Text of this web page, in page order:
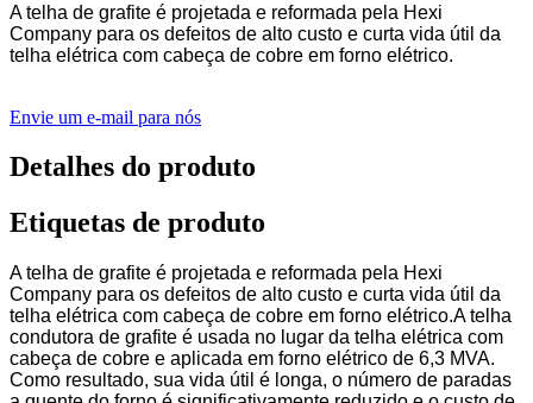
A telha de grafite é projetada e reformada pela Hexi
Company para os defeitos de alto custo e curta vida útil da
telha elétrica com cabeça de cobre em forno elétrico.
Envie um e-mail para nós
Detalhes do produto
Etiquetas de produto
A telha de grafite é projetada e reformada pela Hexi
Company para os defeitos de alto custo e curta vida útil da
telha elétrica com cabeça de cobre em forno elétrico.A telha
condutora de grafite é usada no lugar da telha elétrica com
cabeça de cobre e aplicada em forno elétrico de 6,3 MVA.
Como resultado, sua vida útil é longa, o número de paradas